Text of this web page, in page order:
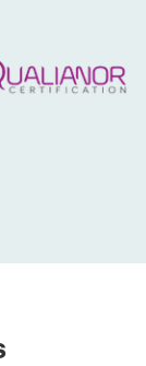
de
NORD -
de vous